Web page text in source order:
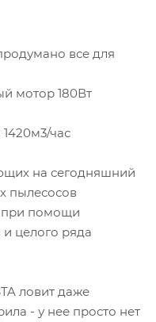
все для
мотор 180Вт
час
на сегодняшний
пылесосов
при помощи
целого ряда
ловит даже
- у нее просто нет